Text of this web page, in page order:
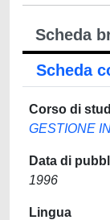
Scheda
Scheda
Corso di
GESTIONE
Data di
1996
Lingua